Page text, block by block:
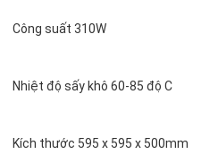
Công suất 310W
Nhiệt độ sấy khô 60-85 độ C
Kích thước 595 x 595 x 500mm